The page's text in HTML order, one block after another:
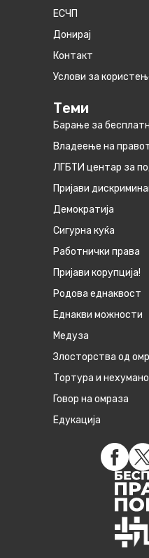
ЕСЧП
Донирај
Контакт
Услови за
Теми
Барање за
Владеење на
ЛГБТИ центар за
Пријави
Демократија
Сигурна куќа
Работнички права
Пријави корупција!
Родова еднаквост
Eднакви можности
Медуза
Злосторства од
Тортура и
Говор на омраза
Едукација